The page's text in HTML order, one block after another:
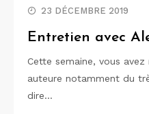
23 DÉCEMBRE 2019
Entretien avec
Cette semaine, vous avez
auteure notamment du
dire…